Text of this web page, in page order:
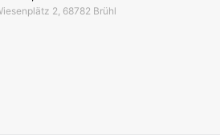
2, 68782 Brühl